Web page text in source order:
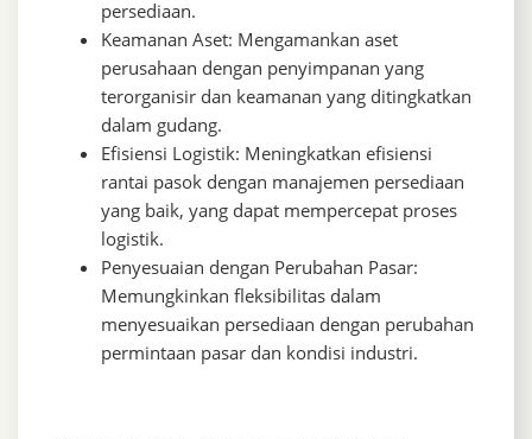
persediaan.
Keamanan Aset: Mengamankan aset
perusahaan dengan penyimpanan yang
terorganisir dan keamanan yang ditingkatkan
dalam gudang.
Efisiensi Logistik: Meningkatkan efisiensi
rantai pasok dengan manajemen persediaan
yang baik, yang dapat mempercepat proses
logistik.
Penyesuaian dengan Perubahan Pasar:
Memungkinkan fleksibilitas dalam
menyesuaikan persediaan dengan perubahan
permintaan pasar dan kondisi industri.